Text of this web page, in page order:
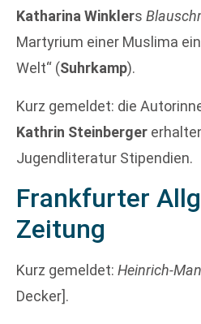
Katharina Winklers
Martyrium einer Muslima
Welt“ (Suhrkamp).
Kurz gemeldet: die
Kathrin Steinberger
Jugendliteratur Stipendien.
Frankfurter
Zeitung
Kurz gemeldet: Heinrich-
Decker].